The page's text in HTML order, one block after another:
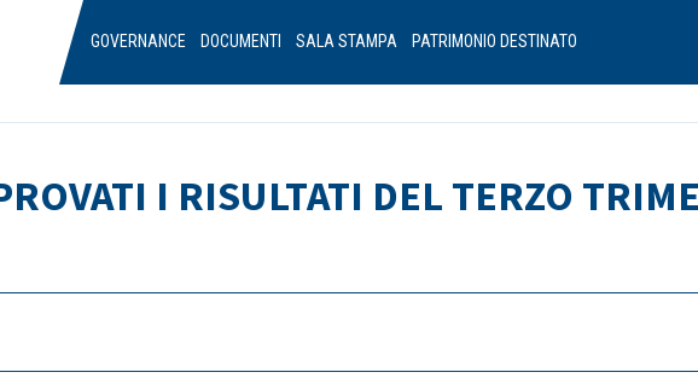
GOVERNANCE DOCUMENTI SALA STAMPA PATRIMONIO DESTINATO
I RISULTATI DEL TERZO